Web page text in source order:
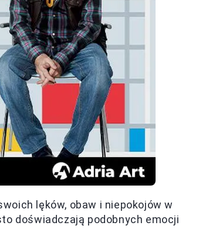
lęków, obaw i niepokojów w
doświadczają podobnych emocji